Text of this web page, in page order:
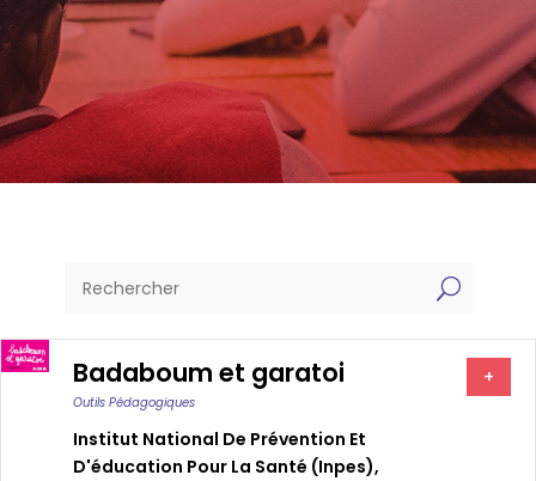
U
Badaboum et garatoi
Outils Pédagogiques
Institut National De Prévention Et
D'éducation Pour La Santé (inpes),
+